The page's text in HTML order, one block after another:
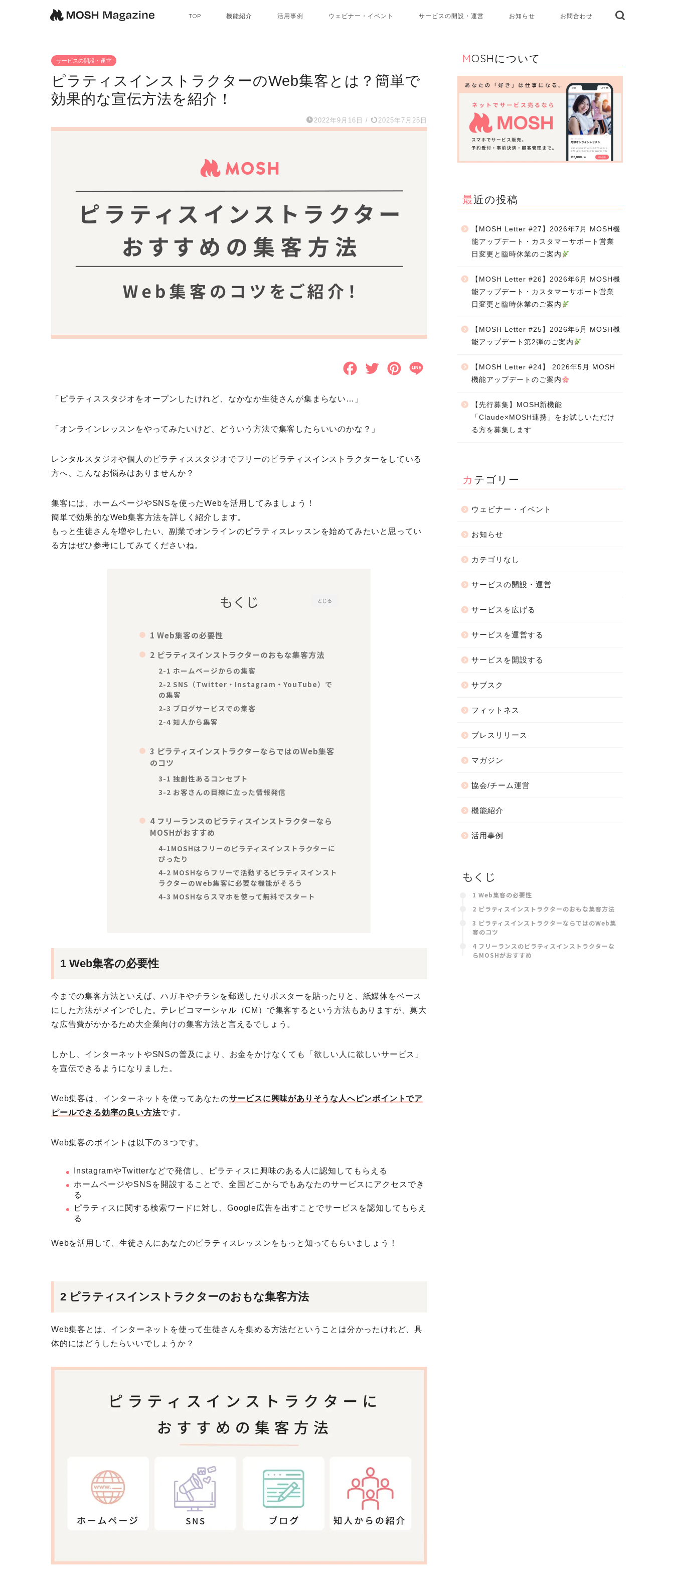
TOP 機能紹介 活用事例 ウェビナー・イベント サービスの開設・運営 お知らせ お問合わせ
サービスの開設・運営
ピラティスインストラクターのWeb集客とは？簡単で
効果的な宣伝方法を紹介！
2022年9月16日 / 2025年7月25日
o e r
「ピラティススタジオをオープンしたけれど、なかなか生徒さんが集まらない…」
「オンラインレッスンをやってみたいけど、どういう方法で集客したらいいのかな？」
レンタルスタジオや個人のピラティススタジオでフリーのピラティスインストラクターをしている
方へ、こんなお悩みはありませんか？
集客には、ホームページやSNSを使ったWebを活用してみましょう！
簡単で効果的なWeb集客方法を詳しく紹介します。
もっと生徒さんを増やしたい、副業でオンラインのピラティスレッスンを始めてみたいと思ってい
る方はぜひ参考にしてみてくださいね。
とじる
もくじ
1 Web集客の必要性
2 ピラティスインストラクターのおもな集客方法
2-1 ホームページからの集客
2-2 SNS（Twitter・Instagram・YouTube）で
の集客
2-3 ブログサービスでの集客
2-4 知人から集客
3 ピラティスインストラクターならではのWeb集客
のコツ
3-1 独創性あるコンセプト
3-2 お客さんの目線に立った情報発信
4 フリーランスのピラティスインストラクターなら
MOSHがおすすめ
4-1MOSHはフリーのピラティスインストラクターに
ぴったり
4-2 MOSHならフリーで活動するピラティスインスト
ラクターのWeb集客に必要な機能がそろう
4-3 MOSHならスマホを使って無料でスタート
1 Web集客の必要性
今までの集客方法といえば、ハガキやチラシを郵送したりポスターを貼ったりと、紙媒体をベース
にした方法がメインでした。テレビコマーシャル（CM）で集客するという方法もありますが、莫大
な広告費がかかるため大企業向けの集客方法と言えるでしょう。
しかし、インターネットやSNSの普及により、お金をかけなくても「欲しい人に欲しいサービス」
を宣伝できるようになりました。
Web集客は、インターネットを使ってあなたのサービスに興味がありそうな人へピンポイントでア
ピールできる効率の良い方法です。
Web集客のポイントは以下の３つです。
InstagramやTwitterなどで発信し、ピラティスに興味のある人に認知してもらえる
ホームページやSNSを開設することで、全国どこからでもあなたのサービスにアクセスでき
る
ピラティスに関する検索ワードに対し、Google広告を出すことでサービスを認知してもらえ
る
Webを活用して、生徒さんにあなたのピラティスレッスンをもっと知ってもらいましょう！
2 ピラティスインストラクターのおもな集客方法
Web集客とは、インターネットを使って生徒さんを集める方法だということは分かったけれど、具
体的にはどうしたらいいでしょうか？
MOSHについて
最近の投稿
【MOSH Letter #27】2026年7月 MOSH機
能アップデート・カスタマーサポート営業
日変更と臨時休業のご案内
【MOSH Letter #26】2026年6月 MOSH機
能アップデート・カスタマーサポート営業
日変更と臨時休業のご案内
【MOSH Letter #25】2026年5月 MOSH機
能アップデート第2弾のご案内
【MOSH Letter #24】 2026年5月 MOSH
機能アップデートのご案内
【先行募集】MOSH新機能
「Claude×MOSH連携」をお試しいただけ
る方を募集します
カテゴリー
ウェビナー・イベント
お知らせ
カテゴリなし
サービスの開設・運営
サービスを広げる
サービスを運営する
サービスを開設する
サブスク
フィットネス
プレスリリース
マガジン
協会/チーム運営
機能紹介
活用事例
もくじ
1 Web集客の必要性
2 ピラティスインストラクターのおもな集客方法
3 ピラティスインストラクターならではのWeb集
客のコツ
4 フリーランスのピラティスインストラクターな
らMOSHがおすすめ